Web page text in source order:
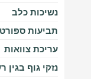
נשיכות כלב
תביעות ספורט
עריכת צוואות
נזקי גוף